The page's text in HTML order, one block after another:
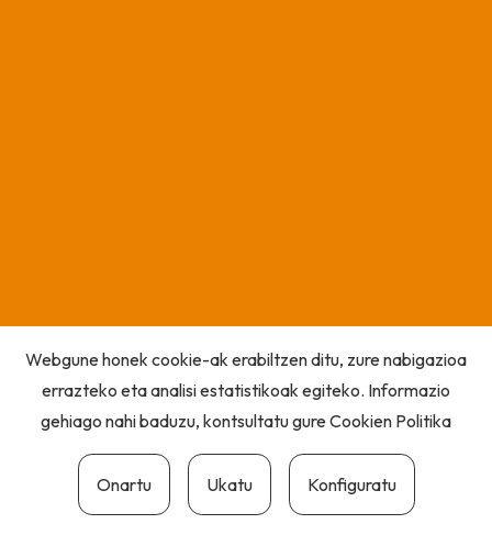
Webgune honek cookie-ak erabiltzen ditu, zure nabigazioa
errazteko eta analisi estatistikoak egiteko. Informazio
gehiago nahi baduzu, kontsultatu gureCookien Politika
Onartu Ukatu Konfiguratu